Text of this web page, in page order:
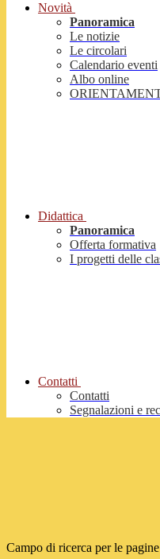
Novità
Panoramica
Le notizie
Le circolari
Calendario eventi
Albo online
Didattica
Panoramica
Offerta formativa
I progetti delle
Contatti
Contatti
Segnalazioni e
Campo di ricerca per le